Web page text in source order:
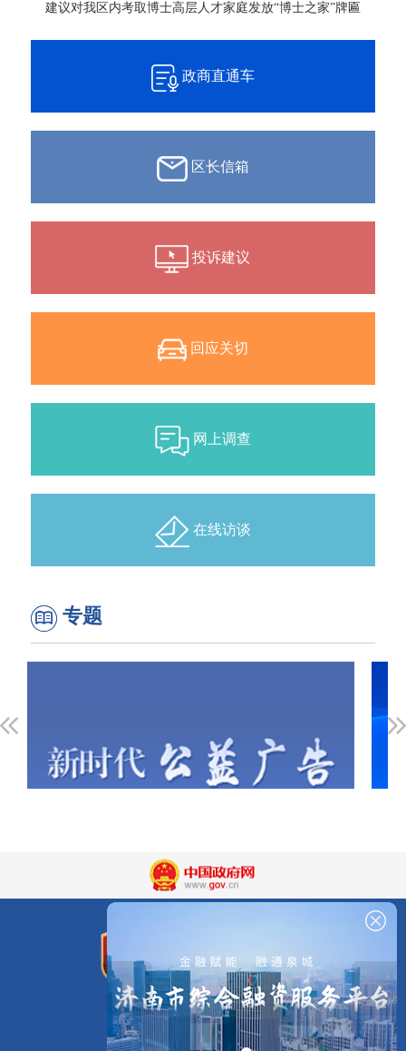
建议对我区内考取博士高层人才家庭发放“博士之家”牌匾
政商直通车
区长信箱
投诉建议
回应关切
网上调查
在线访谈
专题
版权所有：济南市章丘区人民政府
济南市章丘区人民政府办公室主办